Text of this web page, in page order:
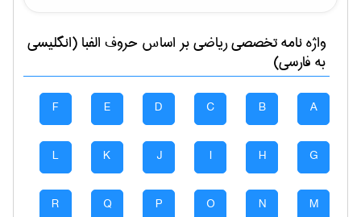
واژه نامه تخصصیرياضیبر اساس حروف الفبا (انگلیسی
به فارسی)
A
B
C
D
E
F
G
H
I
J
K
L
M
N
O
P
Q
R